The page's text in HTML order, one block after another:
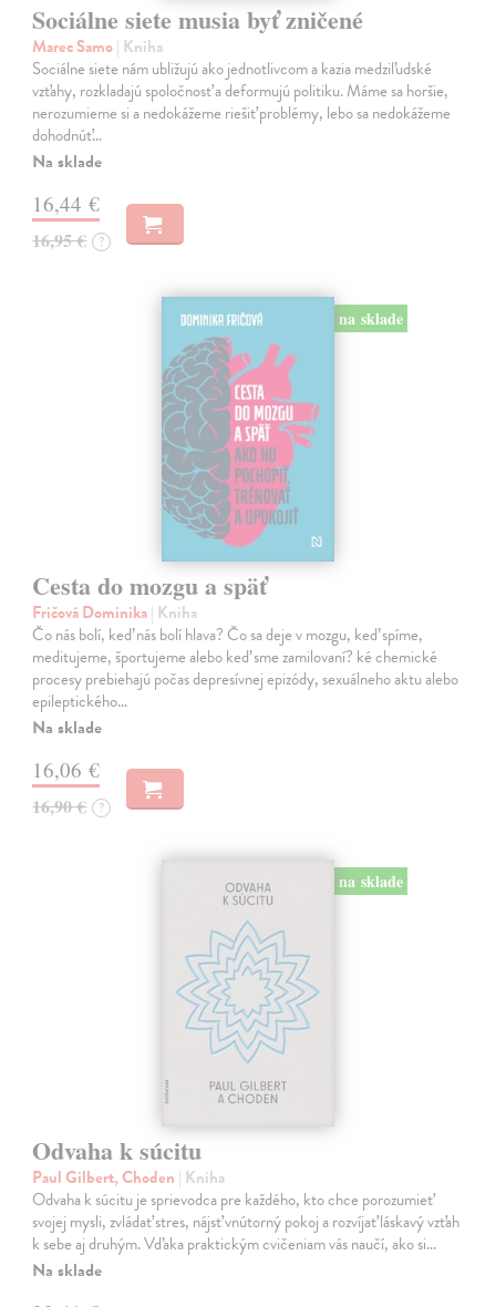
Sociálne siete musia byť zničené
Marec Samo| Kniha
Sociálne siete nám ubližujú ako jednotlivcom a kazia medziľudské
vzťahy, rozkladajú spoločnosť a deformujú politiku. Máme sa horšie,
nerozumieme si a nedokážeme riešiť problémy, lebo sa nedokážeme
dohodnúť…
Na sklade
16,44 €
16,95 € ?
na sklade
Cesta do mozgu a späť
Fričová Dominika| Kniha
Čo nás bolí, keď nás bolí hlava? Čo sa deje v mozgu, keď spíme,
meditujeme, športujeme alebo keď sme zamilovaní? ké chemické
procesy prebiehajú počas depresívnej epizódy, sexuálneho aktu alebo
epileptického…
Na sklade
16,06 €
16,90 € ?
na sklade
Odvaha k súcitu
Paul Gilbert, Choden | Kniha
Odvaha k súcitu je sprievodca pre každého, kto chce porozumieť
svojej mysli, zvládať stres, nájsť vnútorný pokoj a rozvíjať láskavý vzťah
k sebe aj druhým. Vďaka praktickým cvičeniam vás naučí, ako si…
Na sklade